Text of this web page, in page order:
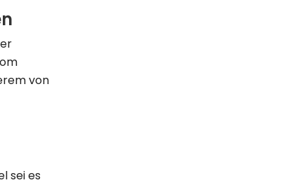
von
sei es